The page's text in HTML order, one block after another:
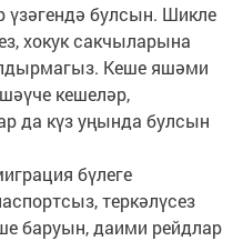
үзәгендә булсын. Шикле
хокук сакчыларына
Кеше яшәми
кешеләр,
да күз уңында булсын
бүлеге
теркәлүсез
баруын, даими рейдлар